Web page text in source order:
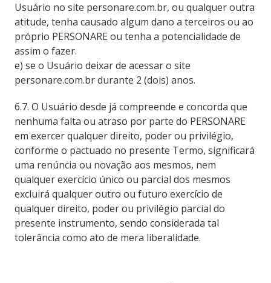
Usuário no site personare.com.br, ou qualquer outra
atitude, tenha causado algum dano a terceiros ou ao
próprio PERSONARE ou tenha a potencialidade de
assim o fazer.
e) se o Usuário deixar de acessar o site
personare.com.br durante 2 (dois) anos.
6.7. O Usuário desde já compreende e concorda que
nenhuma falta ou atraso por parte do PERSONARE
em exercer qualquer direito, poder ou privilégio,
conforme o pactuado no presente Termo, significará
uma renúncia ou novação aos mesmos, nem
qualquer exercício único ou parcial dos mesmos
excluirá qualquer outro ou futuro exercício de
qualquer direito, poder ou privilégio parcial do
presente instrumento, sendo considerada tal
tolerância como ato de mera liberalidade.